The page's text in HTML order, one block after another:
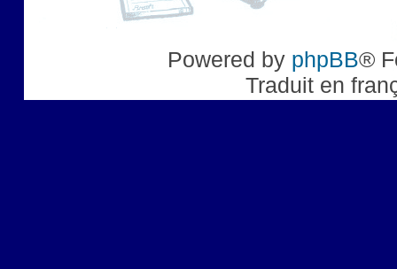
Powered by phpBB®
Traduit en